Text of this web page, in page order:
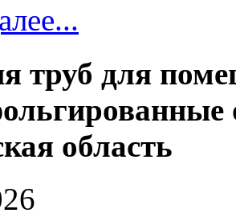
труб для
область